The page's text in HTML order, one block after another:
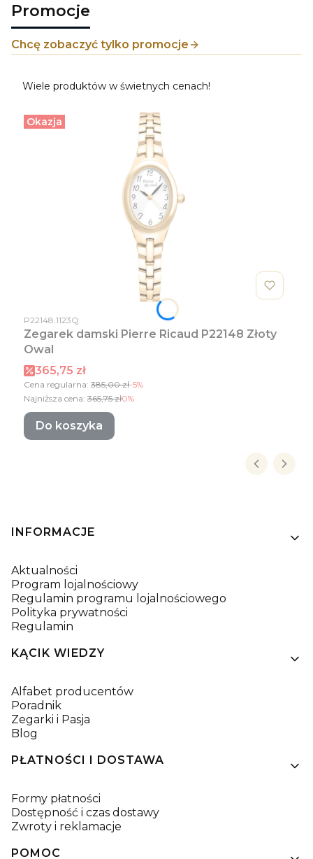
Promocje
Chcę zobaczyć tylko promocje
Wiele produktów w świetnych cenach!
Okazja
Kod produktu
P22148.1123Q
Zegarek damski Pierre Ricaud P22148 Złoty
Owal
Cena promocyjna
365,75 zł
Cena regularna: 385,00 zł-5%
Najniższa cena: 365,75 zł0%
Do koszyka
Linki w stopce
INFORMACJE
Aktualności
Program lojalnościowy
Regulamin programu lojalnościowego
Polityka prywatności
Regulamin
KĄCIK WIEDZY
Alfabet producentów
Poradnik
Zegarki i Pasja
Blog
PŁATNOŚCI I DOSTAWA
Formy płatności
Dostępność i czas dostawy
Zwroty i reklamacje
POMOC